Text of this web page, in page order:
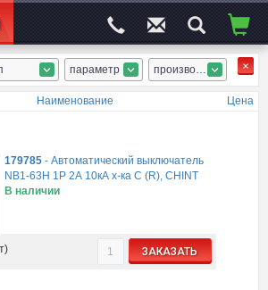
параметр производитель
Наименование Цена
179785 -Автоматический выключатель
NB1-63H 1P 2А 10кА х-ка C (R), CHINT
В наличии
ЗАКАЗАТЬ